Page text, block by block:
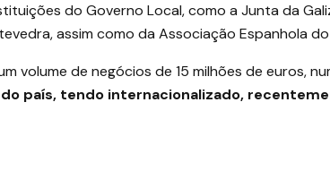
do Governo Local, como a Junta da
assim como da Associação Espanhola do
volume de negócios de 15 milhões de euros,
país, tendo internacionalizado,